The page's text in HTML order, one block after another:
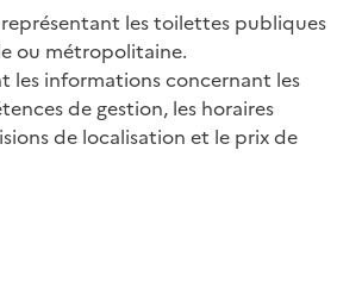
les toilettes publiques
ou métropolitaine.
les informations concernant les
de gestion, les horaires
de localisation et le prix de